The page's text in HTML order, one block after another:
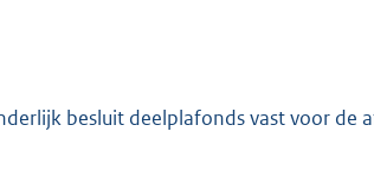
besluit deelplafonds vast voor de